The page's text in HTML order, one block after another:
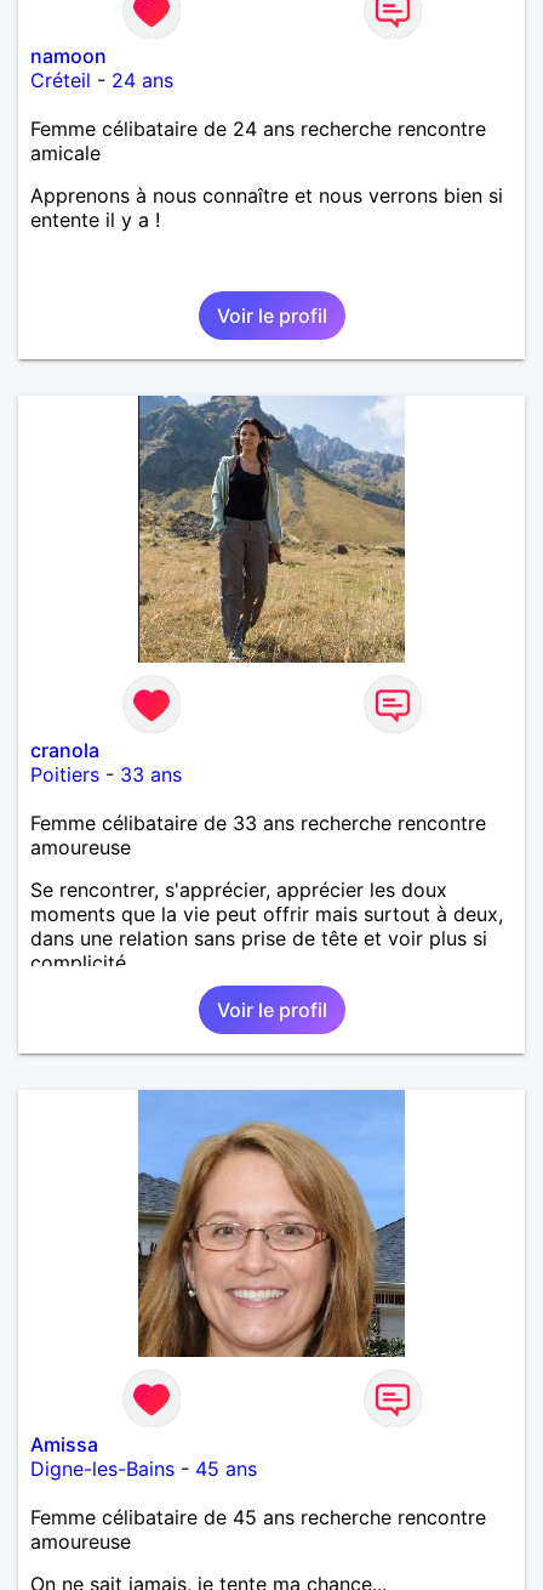
namoon
Créteil - 24 ans
Femme célibataire de 24 ans recherche rencontre
amicale
Apprenons à nous connaître et nous verrons bien si
entente il y a !
Voir le profil
cranola
Poitiers - 33 ans
Femme célibataire de 33 ans recherche rencontre
amoureuse
Se rencontrer, s'apprécier, apprécier les doux
moments que la vie peut offrir mais surtout à deux,
dans une relation sans prise de tête et voir plus si
complicité.
Voir le profil
Amissa
Digne-les-Bains - 45 ans
Femme célibataire de 45 ans recherche rencontre
amoureuse
On ne sait jamais, je tente ma chance...